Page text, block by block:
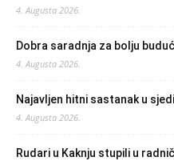
4. Augusta 2026.
Dobra saradnja za bolju
4. Augusta 2026.
Najavljen hitni sastanak u
4. Augusta 2026.
Rudari u Kaknju stupili u